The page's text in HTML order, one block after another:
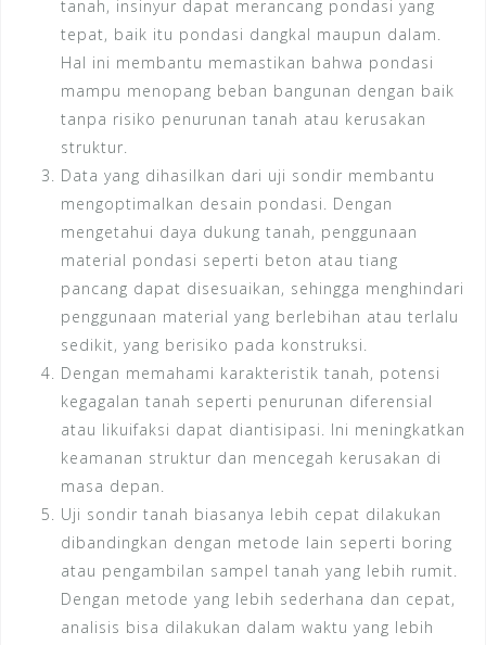
tanah, insinyur dapat merancang pondasi yang
tepat, baik itu pondasi dangkal maupun dalam.
Hal ini membantu memastikan bahwa pondasi
mampu menopang beban bangunan dengan baik
tanpa risiko penurunan tanah atau kerusakan
struktur.
Data yang dihasilkan dari uji sondir membantu
mengoptimalkan desain pondasi. Dengan
mengetahui daya dukung tanah, penggunaan
material pondasi seperti beton atau tiang
pancang dapat disesuaikan, sehingga menghindari
penggunaan material yang berlebihan atau terlalu
sedikit, yang berisiko pada konstruksi.
Dengan memahami karakteristik tanah, potensi
kegagalan tanah seperti penurunan diferensial
atau likuifaksi dapat diantisipasi. Ini meningkatkan
keamanan struktur dan mencegah kerusakan di
masa depan.
Uji sondir tanah biasanya lebih cepat dilakukan
dibandingkan dengan metode lain seperti boring
atau pengambilan sampel tanah yang lebih rumit.
Dengan metode yang lebih sederhana dan cepat,
analisis bisa dilakukan dalam waktu yang lebih